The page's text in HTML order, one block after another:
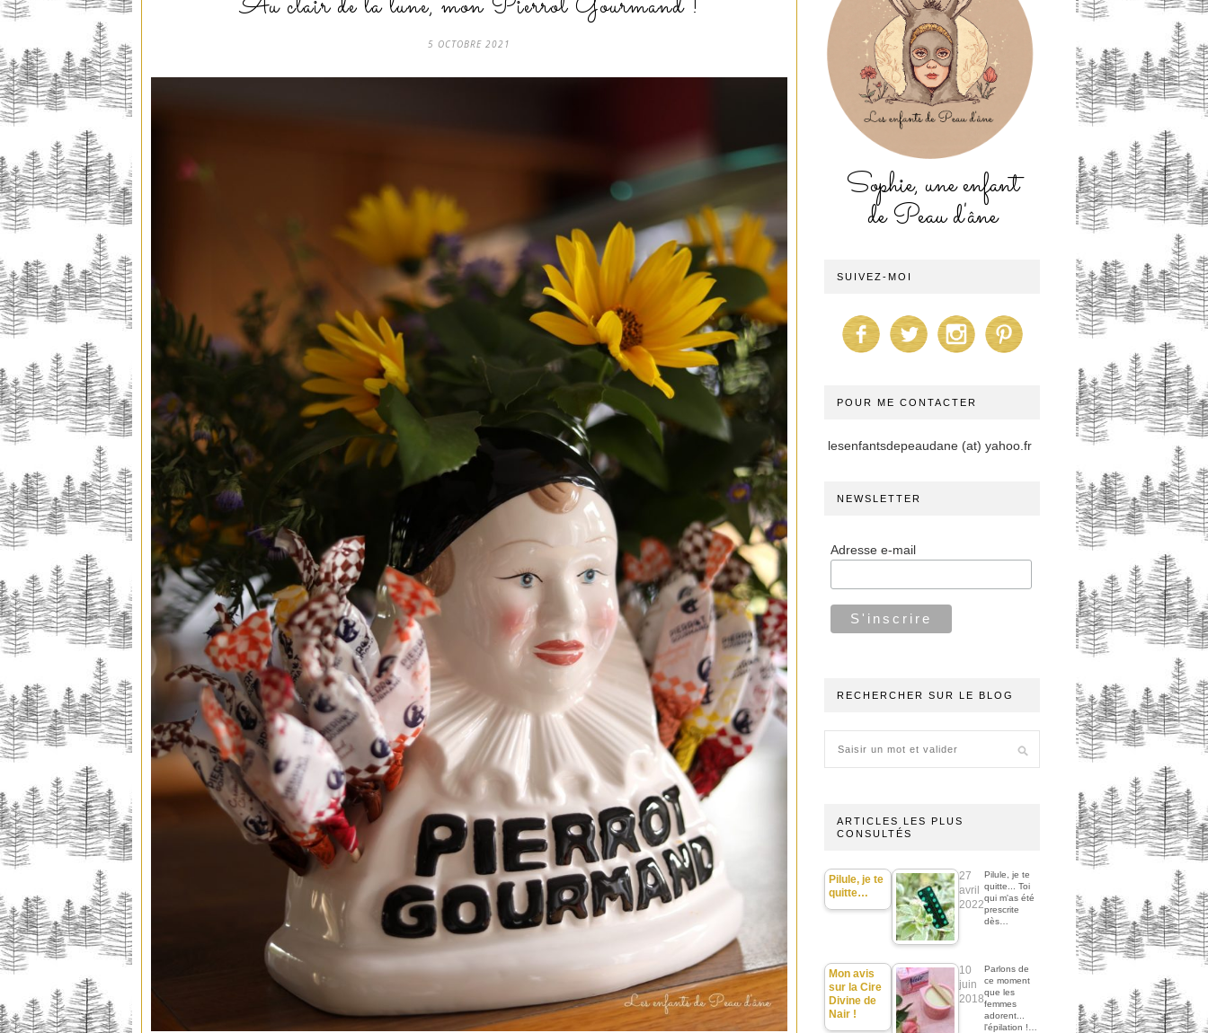
5 OCTOBRE 2021
Sophie, une enfant
de Peau d'âne
SUIVEZ-MOI
POUR ME CONTACTER
lesenfantsdepeaudane (at) yahoo.fr
NEWSLETTER
Adresse e-mail
RECHERCHER SUR LE BLOG
ARTICLES LES PLUS
CONSULTÉS
Pilule, je te
quitte…
27
avril
2022
Pilule, je te
quitte... Toi
qui m'as été
prescrite
dès…
Mon avis
sur la Cire
Divine de
Nair !
10
juin
2018
Parlons de
ce moment
que les
femmes
adorent...
l'épilation !…